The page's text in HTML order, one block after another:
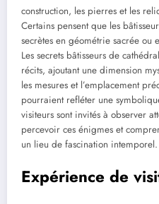
construction, les pierres et les
Certains pensent que les
secrètes en géométrie sacrée ou
Les secrets bâtisseurs de
récits, ajoutant une dimension
les mesures et l’emplacement
pourraient refléter une
visiteurs sont invités à observer
percevoir ces énigmes et
un lieu de fascination intemporel.
Expérience de